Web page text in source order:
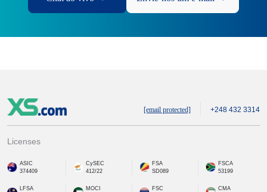
[email protected] +248 432 3314
Licenses
ASIC
374409
CySEC
412/22
FSA
SD089
FSCA
53199
LFSA
MOCI
FSC
CMA